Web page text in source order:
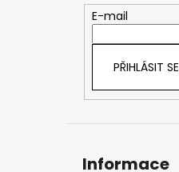
E-mail
PŘIHLÁSIT SE
Informace